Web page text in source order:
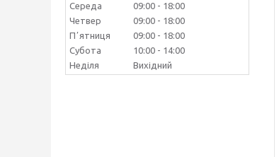
Середа
09:00
18:00
Четвер
09:00
18:00
Пʼятниця
09:00
18:00
Субота
10:00
14:00
Неділя
Вихідний